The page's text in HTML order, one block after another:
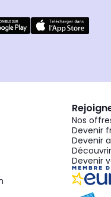
Nos
Devenir
Devenir
Devenir